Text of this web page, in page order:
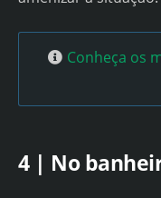
Conheça os
4 | No